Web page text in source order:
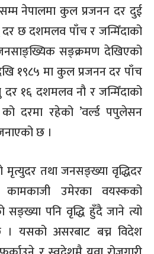
नेपालमा कुल प्रजनन दर दुई
छ दशमलव पाँच र जन्मिँदाको
सङ्क्रमण देखिएको
१९८५ मा कुल प्रजनन दर पाँच
१६ दशमलव नौ र जन्मिँदाको
दरमा रहेको ’वर्ल्ड पपुलेसन
छ ।
मृत्युदर तथा जनसङ्ख्या वृद्धिदर
उमेरका वयस्कको
सङ्ख्या पनि वृद्धि हुँदै जाने त्यो
यसको असरबाट बच्न विदेश